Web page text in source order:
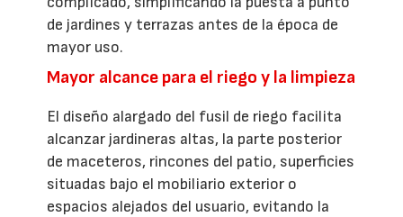
de jardines y terrazas antes de la época de
mayor uso.
Mayor alcance para el riego y la limpieza
El diseño alargado del fusil de riego facilita
alcanzar jardineras altas, la parte posterior
de maceteros, rincones del patio, superficies
situadas bajo el mobiliario exterior o
espacios alejados del usuario, evitando la